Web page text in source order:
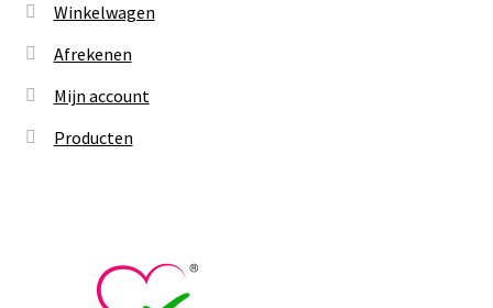
Winkelwagen
Afrekenen
Mijn account
Producten